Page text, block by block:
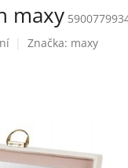
maxy
Značka: maxy